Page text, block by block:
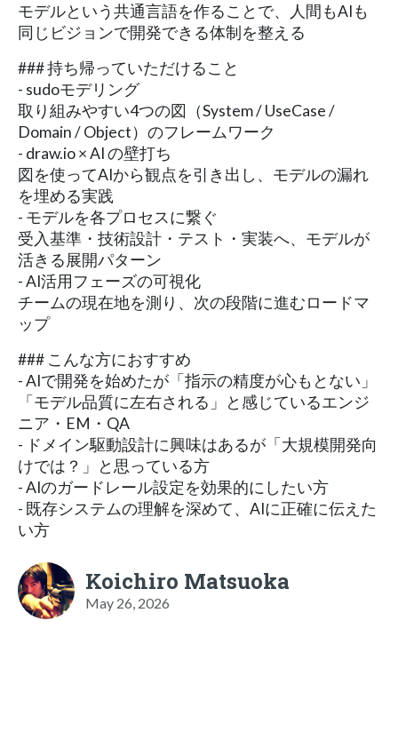
モデルという共通言語を作ることで、人間もAIも
同じビジョンで開発できる体制を整える
### 持ち帰っていただけること
- sudoモデリング
取り組みやすい4つの図（System / UseCase /
Domain / Object）のフレームワーク
- draw.io × AI の壁打ち
図を使ってAIから観点を引き出し、モデルの漏れ
を埋める実践
- モデルを各プロセスに繋ぐ
受入基準・技術設計・テスト・実装へ、モデルが
活きる展開パターン
- AI活用フェーズの可視化
チームの現在地を測り、次の段階に進むロードマ
ップ
### こんな方におすすめ
- AIで開発を始めたが「指示の精度が心もとない」
「モデル品質に左右される」と感じているエンジ
ニア・EM・QA
- ドメイン駆動設計に興味はあるが「大規模開発向
けでは？」と思っている方
- AIのガードレール設定を効果的にしたい方
- 既存システムの理解を深めて、AIに正確に伝えた
い方
Koichiro Matsuoka
May 26, 2026